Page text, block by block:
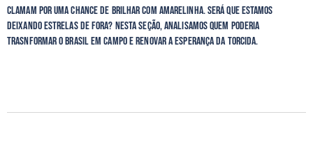
clamam por uma chance de brilhar com amarelinha. Será que estamos
deixando estrelas de fora? Nesta seção, analisamos quem poderia
trasnformar o Brasil em campo e renovar a esperança da torcida.